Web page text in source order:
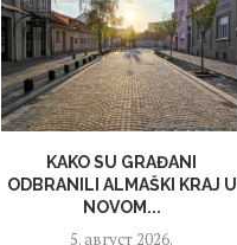
KAKO SU GRAĐANI
ODBRANILI ALMAŠKI KRAJ U
NOVOM...
5. август 2026.